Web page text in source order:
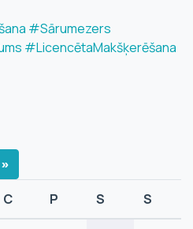
#Sārumezers
#LicencētaMakšķerēšana
»
C P S S